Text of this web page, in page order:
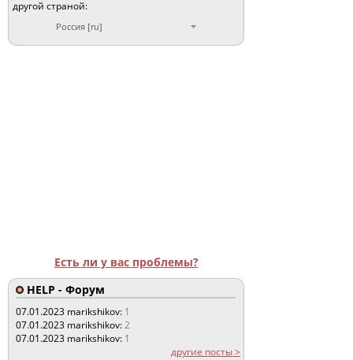
другой страной:
Россия [ru]
Есть ли у вас проблемы?
HELP - Форум
07.01.2023 marikshikov: 1
07.01.2023 marikshikov:2
07.01.2023 marikshikov: 1
другие посты >